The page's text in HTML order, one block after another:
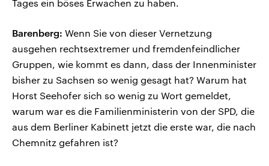
Tages ein böses Erwachen zu haben.
Barenberg: Wenn Sie von dieser Vernetzung
ausgehen rechtsextremer und fremdenfeindlicher
Gruppen, wie kommt es dann, dass der Innenminister
bisher zu Sachsen so wenig gesagt hat? Warum hat
Horst Seehofer sich so wenig zu Wort gemeldet,
warum war es die Familienministerin von der SPD, die
aus dem Berliner Kabinett jetzt die erste war, die nach
Chemnitz gefahren ist?